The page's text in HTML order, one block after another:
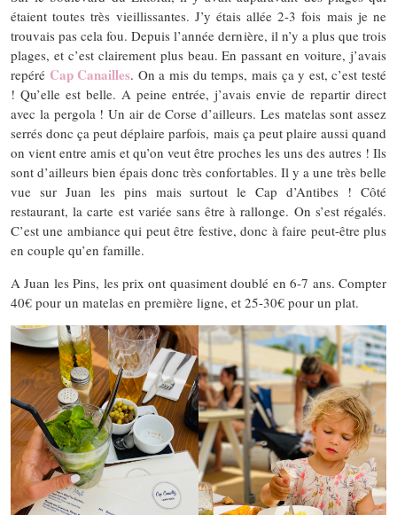
étaient toutes très vieillissantes. J’y étais allée 2-3 fois mais je ne
trouvais pas cela fou. Depuis l’année dernière, il n’y a plus que trois
plages, et c’est clairement plus beau. En passant en voiture, j’avais
repéré Cap Canailles. On a mis du temps, mais ça y est, c’est testé
! Qu’elle est belle. A peine entrée, j’avais envie de repartir direct
avec la pergola ! Un air de Corse d’ailleurs. Les matelas sont assez
serrés donc ça peut déplaire parfois, mais ça peut plaire aussi quand
on vient entre amis et qu’on veut être proches les uns des autres ! Ils
sont d’ailleurs bien épais donc très confortables. Il y a une très belle
vue sur Juan les pins mais surtout le Cap d’Antibes ! Côté
restaurant, la carte est variée sans être à rallonge. On s’est régalés.
C’est une ambiance qui peut être festive, donc à faire peut-être plus
en couple qu’en famille.
A Juan les Pins, les prix ont quasiment doublé en 6-7 ans. Compter
40€ pour un matelas en première ligne, et 25-30€ pour un plat.